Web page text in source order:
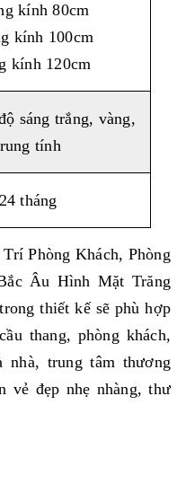
kính 80cm
kính 100cm
kính 120cm
sáng trắng, vàng,
tính
24 tháng
Phòng Khách, Phòng
Âu Hình Mặt Trăng
thiết kế sẽ phù hợp
thang, phòng khách,
nhà, trung tâm thương
vẻ đẹp nhẹ nhàng, thư